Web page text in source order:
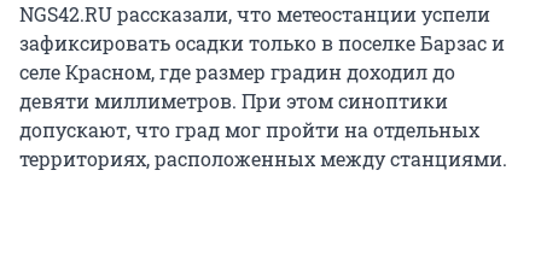
NGS42.RU рассказали, что метеостанции успели
зафиксировать осадки только в поселке Барзас и
селе Красном, где размер градин доходил до
девяти миллиметров. При этом синоптики
допускают, что град мог пройти на отдельных
территориях, расположенных между станциями.